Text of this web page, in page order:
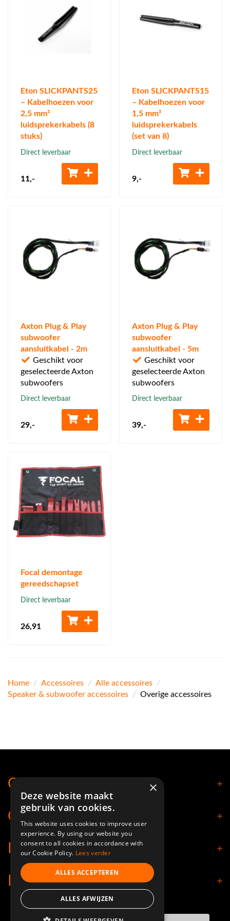
Eton SLICKPANTS25
– Kabelhoezen voor
2,5 mm²
luidsprekerkabels (8
stuks)
Direct leverbaar
11,-
Eton SLICKPANTS15
– Kabelhoezen voor
1,5 mm²
luidsprekerkabels
(set van 8)
Direct leverbaar
9,-
Axton Plug & Play
subwoofer
aansluitkabel - 2m
Geschikt voor
geselecteerde Axton
subwoofers
Direct leverbaar
29,-
Axton Plug & Play
subwoofer
aansluitkabel - 5m
Geschikt voor
geselecteerde Axton
subwoofers
Direct leverbaar
39,-
Focal demontage
gereedschapset
Direct leverbaar
26,91
Home / Accessoires / Alle accessoires
/
Speaker & subwoofer accessoires
/ Overige accessoires
Contact
Openingstijden
Klantenservice
Informatie
×
Deze website maakt
gebruik van cookies.
This website uses cookies to improve user
experience. By using our website you
consent to all cookies in accordance with
our Cookie Policy. Lees verder
ALLES ACCEPTEREN
ALLES AFWIJZEN